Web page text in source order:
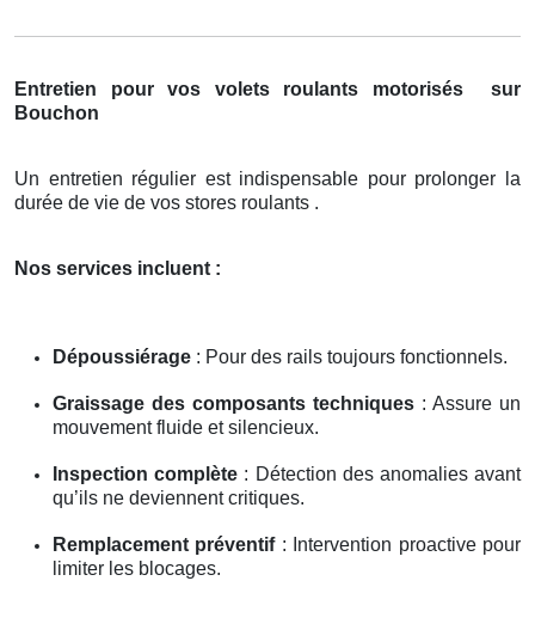
Entretien pour vos volets roulants motorisés
sur
Bouchon
Un entretien régulier est indispensable pour prolonger la
durée de vie de vos stores roulants .
Nos services incluent :
Dépoussiérage : Pour des rails toujours fonctionnels.
Graissage des composants techniques : Assure un
mouvement fluide et silencieux.
Inspection complète : Détection des anomalies avant
qu’ils ne deviennent critiques.
Remplacement préventif: Intervention proactive pour
limiter les blocages.